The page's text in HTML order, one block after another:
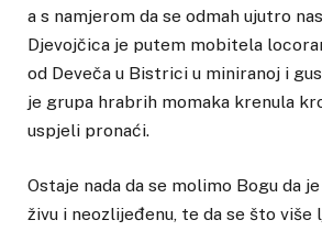
a s namjerom da se odmah ujutro
Djevojčica je putem mobitela
od Deveča u Bistrici u miniranoj i
je grupa hrabrih momaka krenula
uspjeli pronaći.
Ostaje nada da se molimo Bogu da
živu i neozlijeđenu, te da se što više